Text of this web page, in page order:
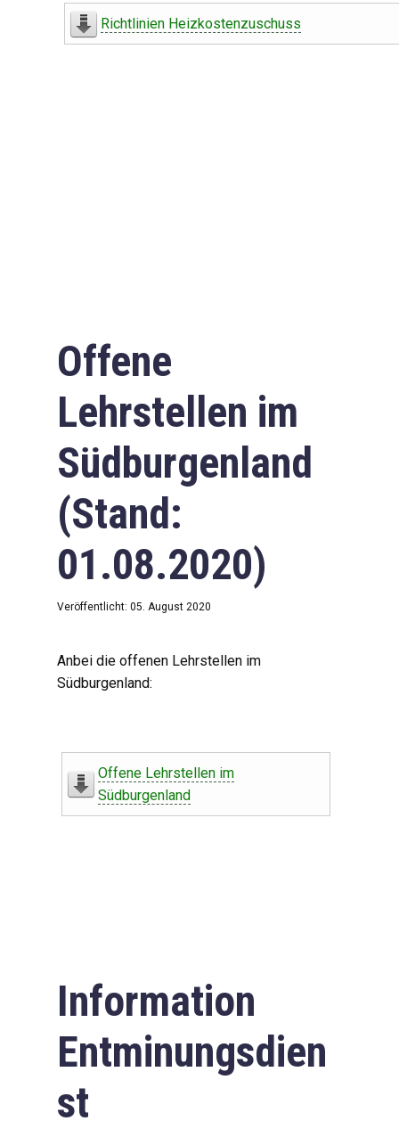
Richtlinien Heizkostenzuschuss
Offene
Lehrstellen im
Südburgenland
(Stand:
01.08.2020)
Veröffentlicht: 05. August 2020
Anbei die offenen Lehrstellen im
Südburgenland:
Offene Lehrstellen im
Südburgenland
Information
Entminungsdien
st